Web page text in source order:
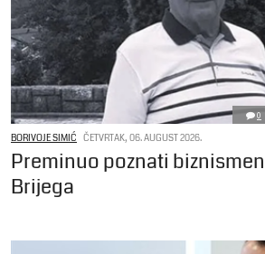
0
BORIVOJE SIMIĆ ČETVRTAK, 06. AUGUST 2026.
Preminuo poznati
Brijega